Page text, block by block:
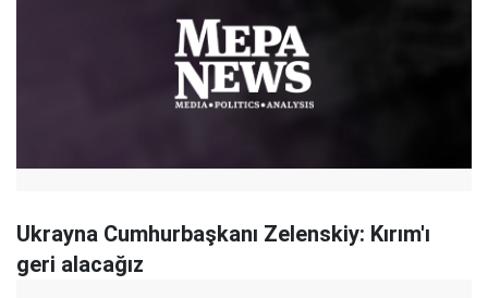
Ukrayna Cumhurbaşkanı Zelenskiy: Kırım'ı
geri alacağız